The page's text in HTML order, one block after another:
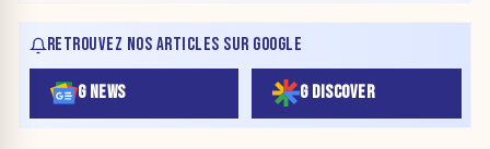
RETROUVEZ NOS ARTICLES SUR GOOGLE
G NEWS G DISCOVER